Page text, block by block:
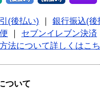
(後払い)
銀行振込(後
セブンイレブン決済
法について詳しくはこ
ついて